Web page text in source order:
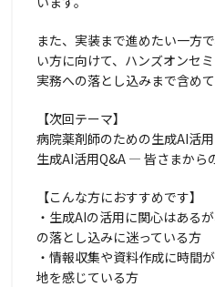
また、実装まで進めたい一方
い方に向けて、ハンズオンセ
実務への落とし込みまで含めて
【次回テーマ】
病院薬剤師のための生成AI活
生成AI活用Q&A ― 皆さまから
【こんな方におすすめです】
・生成AIの活用に関心はある
の落とし込みに迷っている方
・情報収集や資料作成に時間
地を感じている方